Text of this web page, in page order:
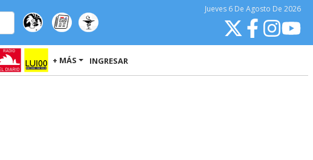
Jueves 6 De Agosto De 2026
+ MÁS INGRESAR